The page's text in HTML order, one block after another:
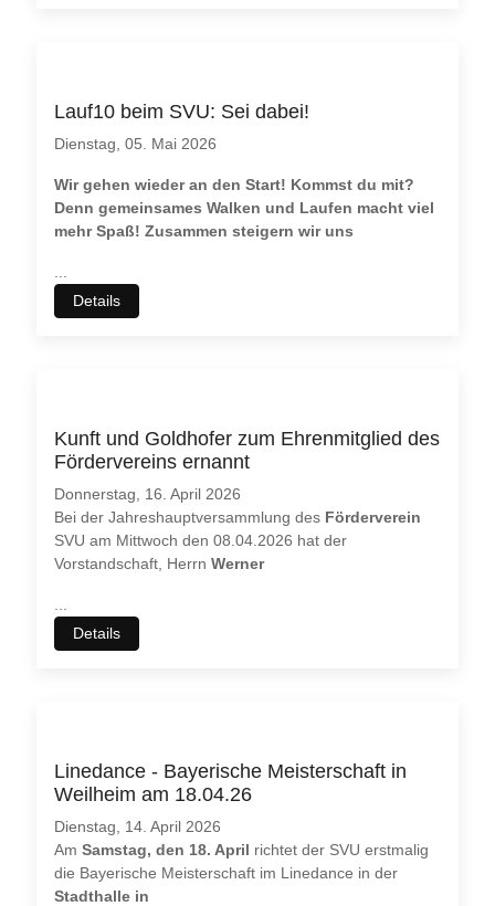
Lauf10 beim SVU: Sei dabei!
Dienstag, 05. Mai 2026
Wir gehen wieder an den Start! Kommst du mit?
Denn gemeinsames Walken und Laufen macht viel
mehr Spaß! Zusammen steigern wir uns
Details
Kunft und Goldhofer zum Ehrenmitglied des
Fördervereins ernannt
Donnerstag, 16. April 2026
Bei der Jahreshauptversammlung des Förderverein
SVU am Mittwoch den 08.04.2026 hat der
Vorstandschaft, HerrnWerner
Details
Linedance - Bayerische Meisterschaft in
Weilheim am 18.04.26
Dienstag, 14. April 2026
AmSamstag, den 18. April richtet der SVU erstmalig
die Bayerische Meisterschaft im Linedance in der
Stadthalle in